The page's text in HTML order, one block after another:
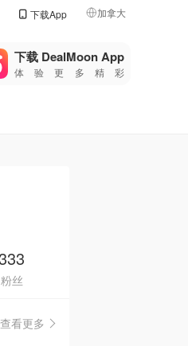
下载App 加拿大
🇺🇸
美国
🇨🇳中国
🇮🇹
🇦🇺
🇳🇿新西兰
下载 DealMoon App
体验更多精彩
粉丝
查看更多